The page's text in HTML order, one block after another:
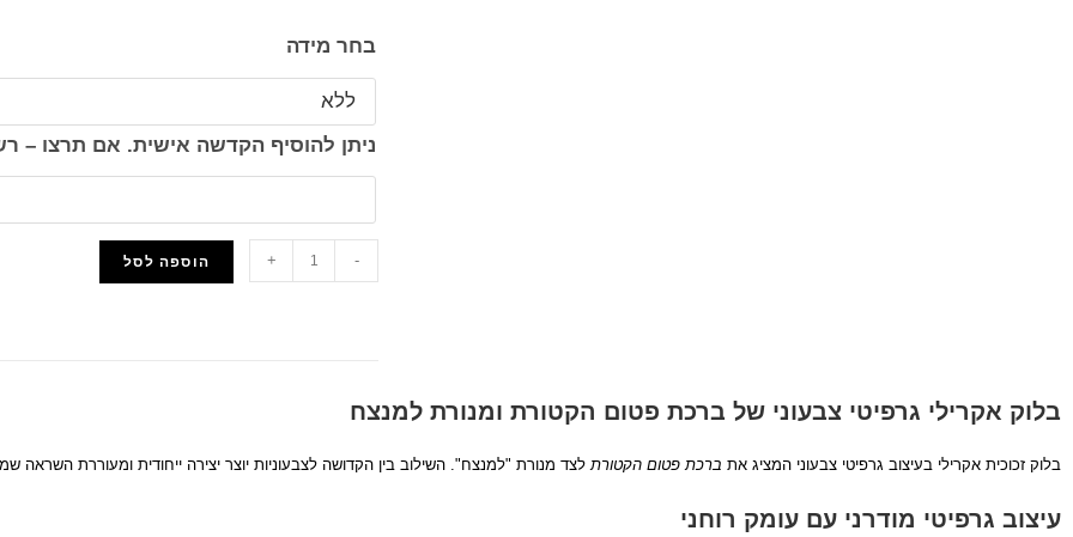
בחר מידה
ניתן להוסיף הקדשה אישית. אם תרצו
-
+ הוספה לסל
בלוק אקרילי גרפיטי צבעוני של ברכת פטום הקטורת ומנורת למנצח
בלוק זכוכית אקרילי בעיצוב גרפיטי צבעוני המציג את ברכת פטום הקטורתלצד מנורת "למנצח". השילוב בין הקדושה לצבעוניות יוצר יצירה ייחודית ומעוררת השראה
עיצוב גרפיטי מודרני עם עומק רוחני